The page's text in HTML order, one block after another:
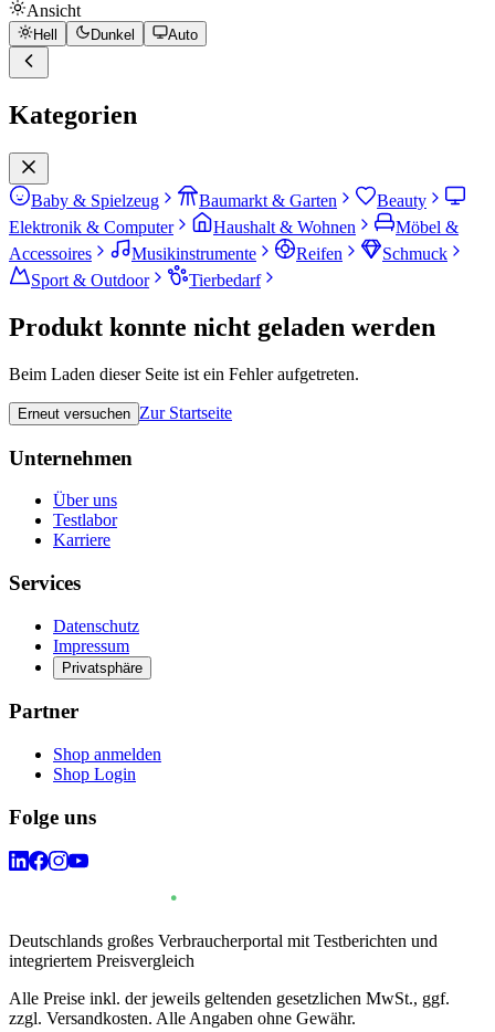
Ansicht
Hell Dunkel Auto
Kategorien
Baby & Spielzeug Baumarkt & Garten
Beauty
Elektronik & Computer
Haushalt & Wohnen
Möbel &
Accessoires
Musikinstrumente Reifen
Schmuck
Sport & Outdoor
Tierbedarf
Produkt konnte nicht geladen werden
Beim Laden dieser Seite ist ein Fehler aufgetreten.
Erneut versuchen Zur Startseite
Unternehmen
Über uns
Testlabor
Karriere
Services
Datenschutz
Impressum
Privatsphäre
Partner
Shop anmelden
Shop Login
Folge uns
Deutschlands großes Verbraucherportal mit Testberichten und
integriertem Preisvergleich
Alle Preise inkl. der jeweils geltenden gesetzlichen MwSt., ggf.
zzgl. Versandkosten. Alle Angaben ohne Gewähr.